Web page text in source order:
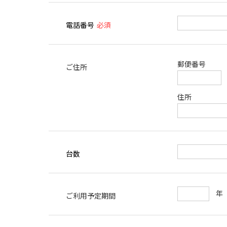
電話番号 必須
ご住所 郵便番号
住所
台数
ご利用予定期間 年